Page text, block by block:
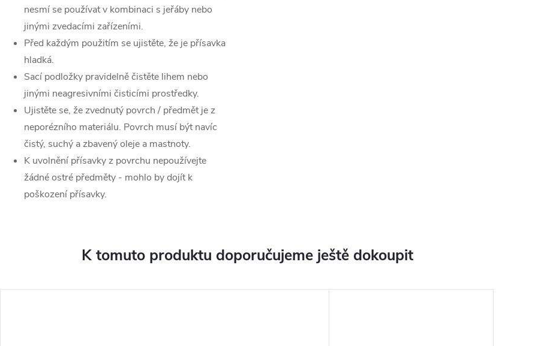
nesmí se používat v kombinaci s jeřáby nebo
jinými zvedacími zařízeními.
Před každým použitím se ujistěte, že je přísavka
hladká.
Sací podložky pravidelně čistěte lihem nebo
jinými neagresivními čisticími prostředky.
Ujistěte se, že zvednutý povrch / předmět je z
neporézního materiálu. Povrch musí být navíc
čistý, suchý a zbavený oleje a mastnoty.
K uvolnění přísavky z povrchu nepoužívejte
žádné ostré předměty - mohlo by dojít k
poškození přísavky.
K tomuto produktu doporučujeme ještě dokoupit